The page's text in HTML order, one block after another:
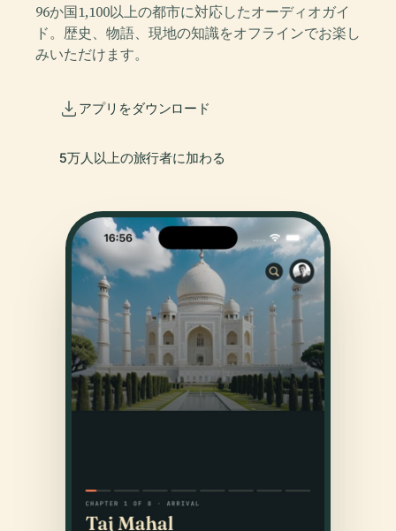
96か国1,100以上の都市に対応したオーディオガイ
ド。歴史、物語、現地の知識をオフラインでお楽し
みいただけます。
アプリをダウンロード
5万人以上の旅行者に加わる